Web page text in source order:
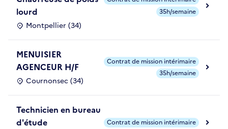
lourd
Montpellier (34)
35h/semaine
MENUISIER
AGENCEUR H/F
Cournonsec (34)
Contrat de mission intérimaire
35h/semaine
Technicien en bureau
d'étude
Contrat de mission intérimaire